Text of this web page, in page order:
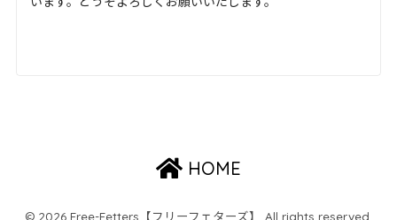
HOME
© 2026 Free-Fetters【フリーフェターズ】 All rights reserved.